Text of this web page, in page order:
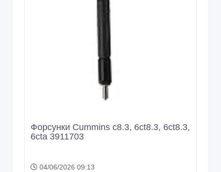
Форсунки Cummins c8.3, 6ct8.3, 6ct8.3,
6cta 3911703
04/06/2026 09:13